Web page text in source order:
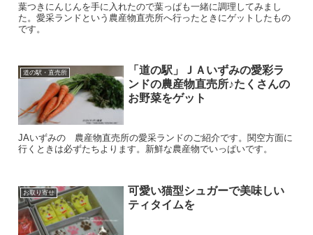
葉つきにんじんを手に入れたので葉っぱも一緒に調理してみまし
た。愛采ランドという農産物直売所へ行ったときにゲットしたもの
です。
道の駅・直売所
「道の駅」ＪＡいずみの愛彩ラ
ンドの農産物直売所♪たくさんの
お野菜をゲット
JAいずみの 農産物直売所の愛采ランドのご紹介です。関空方面に
行くときは必ずたちよります。新鮮な農産物でいっぱいです。
お取り寄せ
可愛い猫型シュガーで美味しい
ティタイムを